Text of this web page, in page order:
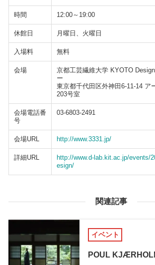
時間 12:00～19:00
休館日 月曜日、火曜日
入場料 無料
会場
京都工芸繊維大学 KYOTO
ー
東京都千代田区外神田6-11-14 ア
203号室
会場電話番
号
03-6803-2491
会場URL http://www.3331.jp/
詳細URL
http://www.d-lab.kit.ac.jp/events/
esign/
関連記事
イベント
POUL